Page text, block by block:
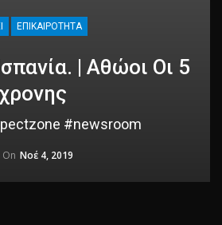
ΕΠΙΚΑΙΡΌΤΗΤΑ
| Αθώοι Οι 5
#newsroom
On Νοέ 4, 2019